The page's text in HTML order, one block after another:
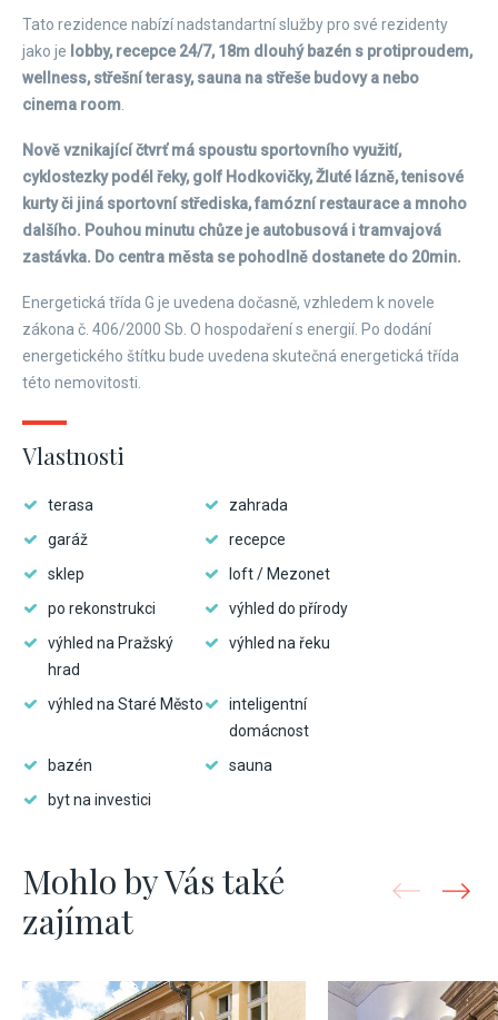
Tato rezidence nabízí nadstandartní služby pro své rezidenty
jako je lobby, recepce 24/7, 18m dlouhý bazén s protiproudem,
wellness, střešní terasy, sauna na střeše budovy a nebo
cinema room
Nově vznikající čtvrť má spoustu sportovního využití,
cyklostezky podél řeky, golf Hodkovičky, Žluté lázně, tenisové
kurty či jiná sportovní střediska, famózní restaurace a mnoho
dalšího. Pouhou minutu chůze je autobusová i tramvajová
zastávka. Do centra města se pohodlně dostanete do 20min.
Energetická třída G je uvedena dočasně, vzhledem k novele
zákona č. 406/2000 Sb. O hospodaření s energií. Po dodání
energetického štítku bude uvedena skutečná energetická třída
této nemovitosti.
Vlastnosti
terasa
zahrada
garáž
recepce
sklep
loft / Mezonet
po rekonstrukci
výhled do přírody
výhled na Pražský
hrad
výhled na řeku
výhled na Staré Město
inteligentní
domácnost
bazén
sauna
byt na investici
Mohlo by Vás také
zajímat